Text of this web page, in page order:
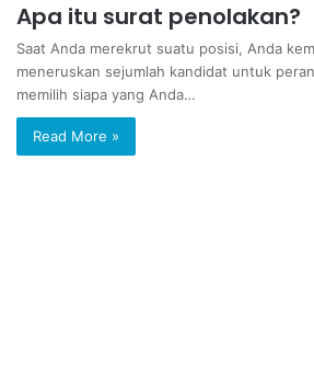
Apa itu surat penolakan?
Saat Anda merekrut suatu posisi, Anda
meneruskan sejumlah kandidat untuk
memilih siapa yang Anda…
Read More »